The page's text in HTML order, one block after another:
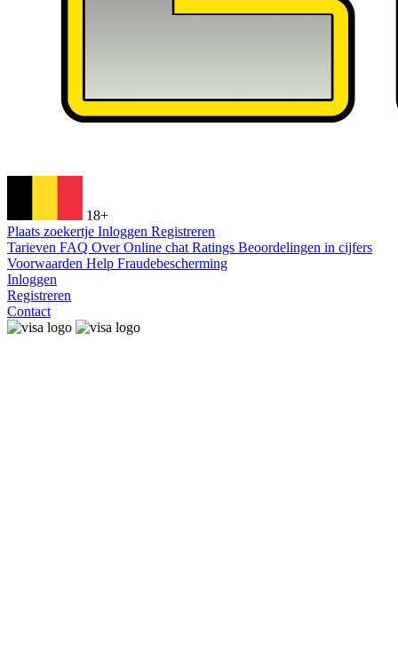
18+
Plaats zoekertje Inloggen Registreren
Tarieven FAQ OverOnline chat Ratings Beoordelingen in cijfers
Voorwaarden Help Fraudebescherming
Inloggen
Registreren
Contact